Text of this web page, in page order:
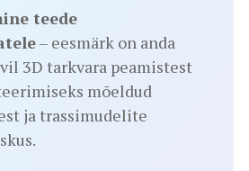
teede
– eesmärk on anda
3D tarkvara peamistest
mõeldud
ja trassimudelite